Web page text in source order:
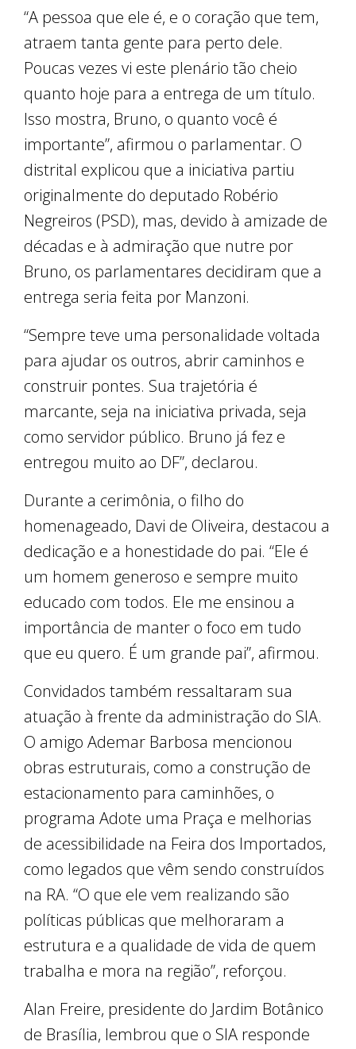
“A pessoa que ele é, e o coração que tem,
atraem tanta gente para perto dele.
Poucas vezes vi este plenário tão cheio
quanto hoje para a entrega de um título.
Isso mostra, Bruno, o quanto você é
importante”, afirmou o parlamentar. O
distrital explicou que a iniciativa partiu
originalmente do deputado Robério
Negreiros (PSD), mas, devido à amizade de
décadas e à admiração que nutre por
Bruno, os parlamentares decidiram que a
entrega seria feita por Manzoni.
“Sempre teve uma personalidade voltada
para ajudar os outros, abrir caminhos e
construir pontes. Sua trajetória é
marcante, seja na iniciativa privada, seja
como servidor público. Bruno já fez e
entregou muito ao DF”, declarou.
Durante a cerimônia, o filho do
homenageado, Davi de Oliveira, destacou a
dedicação e a honestidade do pai. “Ele é
um homem generoso e sempre muito
educado com todos. Ele me ensinou a
importância de manter o foco em tudo
que eu quero. É um grande pai”, afirmou.
Convidados também ressaltaram sua
atuação à frente da administração do SIA.
O amigo Ademar Barbosa mencionou
obras estruturais, como a construção de
estacionamento para caminhões, o
programa Adote uma Praça e melhorias
de acessibilidade na Feira dos Importados,
como legados que vêm sendo construídos
na RA. “O que ele vem realizando são
políticas públicas que melhoraram a
estrutura e a qualidade de vida de quem
trabalha e mora na região”, reforçou.
Alan Freire, presidente do Jardim Botânico
de Brasília, lembrou que o SIA responde